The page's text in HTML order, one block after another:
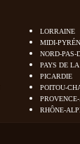
LORRAINE
MIDI-
NORD-PAS-
PAYS DE
PICARDIE
POITOU-
RHÔNE-